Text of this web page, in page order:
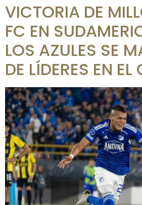
VICTORIA DE
FC EN
LOS AZULES SE
DE LÍDERES EN EL